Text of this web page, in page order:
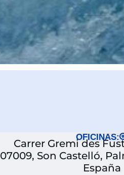
OFICINAS:
Carrer Gremi des
07009, Son Castelló,
España